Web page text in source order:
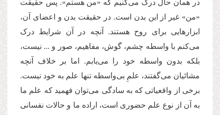
در همان حال درک می‌کنیم که «من هستم». پس حقیقت
«من» غیر از این بدن است. در حقیقت بدن و اعضای آن،
ابزارهایی برای روح هستند. آنچه در آن شرایط درک
می‌کنم با واسطه چشم، گوش، مفاهیم، صور و ... نیست،
بلکه بدون واسطه خود را می‌یابم. اما بر خلاف آنچه
مشائیان می‌گفتند، علمِ بی‌واسطه تنها علم به خود نیست.
برخی از واقعیاتی که به سادگی می‌توان فهمید که علم ما
به آن از نوع علم حضوری است، اراده ما و حالات نفسانی